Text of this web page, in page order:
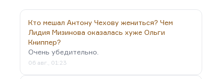
должно быть в идеале. Но в целом он кажется
мне избыточным, пафосным, несобранным. В
общем, мне кажется, что «Цельнометаллическая
оболочка» — гораздо…
Кто мешал Антону Чехову жениться? Чем
Лидия Мизинова оказалась хуже Ольги
Книппер?
Очень убедительно.
06 авг., 01:23